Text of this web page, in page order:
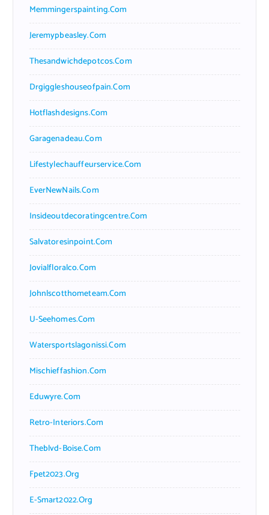
Memmingerspainting.com
Jeremypbeasley.com
Thesandwichdepotcos.com
Drgiggleshouseofpain.com
Hotflashdesigns.com
Garagenadeau.com
Lifestylechauffeurservice.com
EverNewNails.com
Insideoutdecoratingcentre.com
Salvatoresinpoint.com
Jovialfloralco.com
Johnlscotthometeam.com
U-Seehomes.com
Watersportslagonissi.com
Mischieffashion.com
Eduwyre.com
Retro-Interiors.com
Theblvd-Boise.com
Fpet2023.org
E-Smart2022.org